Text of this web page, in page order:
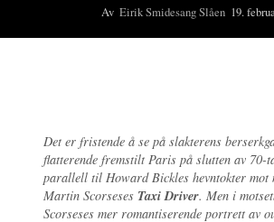
Av Eirik Smidesang Slåen 19.
Det er fristende å se på slakterens
flatterende fremstilt Paris på slutten av 70-
parallell til Howard Bickles hevntokter mot
Martin Scorseses Taxi Driver. Men i
Scorseses mer romantiserende portrett av